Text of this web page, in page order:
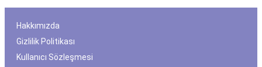
Hakkımızda
Gizlilik Politikası
Kullanıcı Sözleşmesi